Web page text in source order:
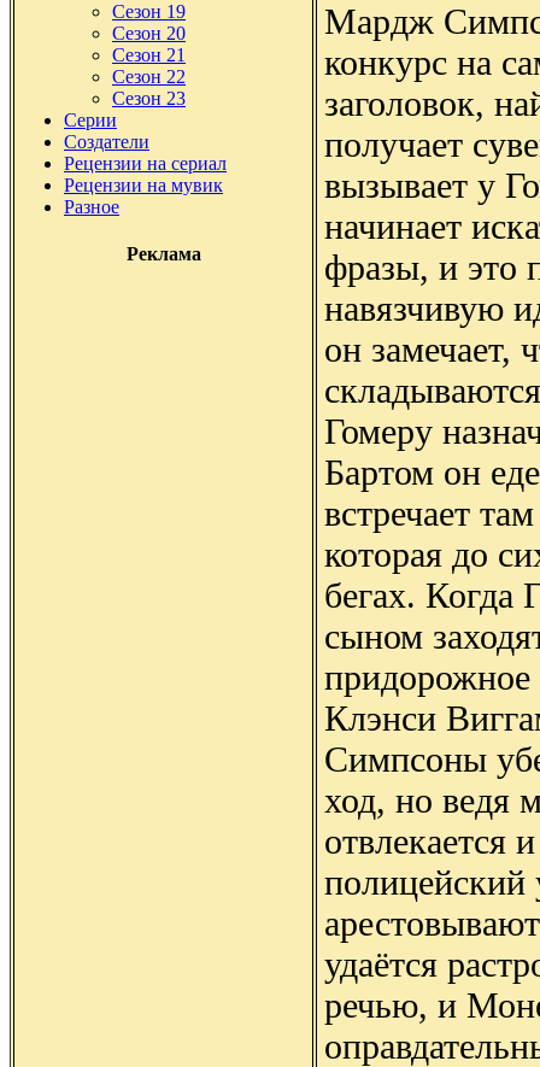
Сезон 19
Сезон 20
Сезон 21
Сезон 22
Сезон 23
Серии
Создатели
Рецензии на сериал
Рецензии на мувик
Разное
Реклама
Мардж
конкурс на
заголовок,
получает
вызывает у
начинает
фразы, и это
навязчивую
он замечает,
Гомеру
Бартом он
встречает
которая до
бегах. Когда
сыном
придорожное
Клэнси
Симпсоны
ход, но ведя
отвлекается
удаётся
речью, и